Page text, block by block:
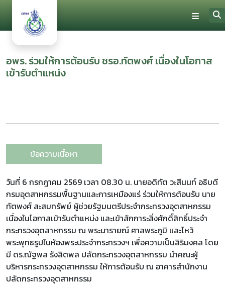
อพร. ร่วมให้การต้อนรับ ชรอ.ทัตพงศ์ เนื่องในโอกาส
เข้ารับตำแหน่ง
ข้อความเนื้อหา
วันที่ 6 กรกฎาคม 2569 เวลา 08.30 น. นายอดิทัต วะสีนนท์ อธิบดี
กรมอุตสาหกรรมพื้นฐานและการเหมืองแร่ ร่วมให้การต้อนรับ นาย
ทัตพงศ์ สะสมทรัพย์ ผู้ช่วยรัฐมนตรีประจำกระทรวงอุตสาหกรรม
เนื่องในโอกาสเข้ารับตำแหน่ง และเข้าสักการะสิ่งศักดิ์สิทธิ์ประจำ
กระทรวงอุตสาหกรรม ณ พระนารายณ์ ศาลพระภูมิ และไหว้
พระพุทธรูปในห้องพระประจำกระทรวงฯ เพื่อความเป็นสิริมงคล โดย
มี ดร.ณัฐพล รังสิตพล ปลัดกระทรวงอุตสาหกรรม นำคณะผู้
บริหารกระทรวงอุตสาหกรรม ให้การต้อนรับ ณ อาคารสำนักงาน
ปลัดกระทรวงอุตสาหกรรม